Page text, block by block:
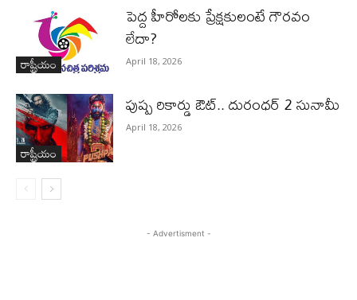
రాష్ట్రీయం
పెద్ద హీరోల‌కు ప్రేక్ష‌కులంటే గౌర‌వం
లేదా?
April 18, 2026
రాష్ట్రీయం
పుష్ప రికార్డు ఔట్‌.. దురంధ‌ర్ 2 సునామీ
April 18, 2026
- Advertisment -